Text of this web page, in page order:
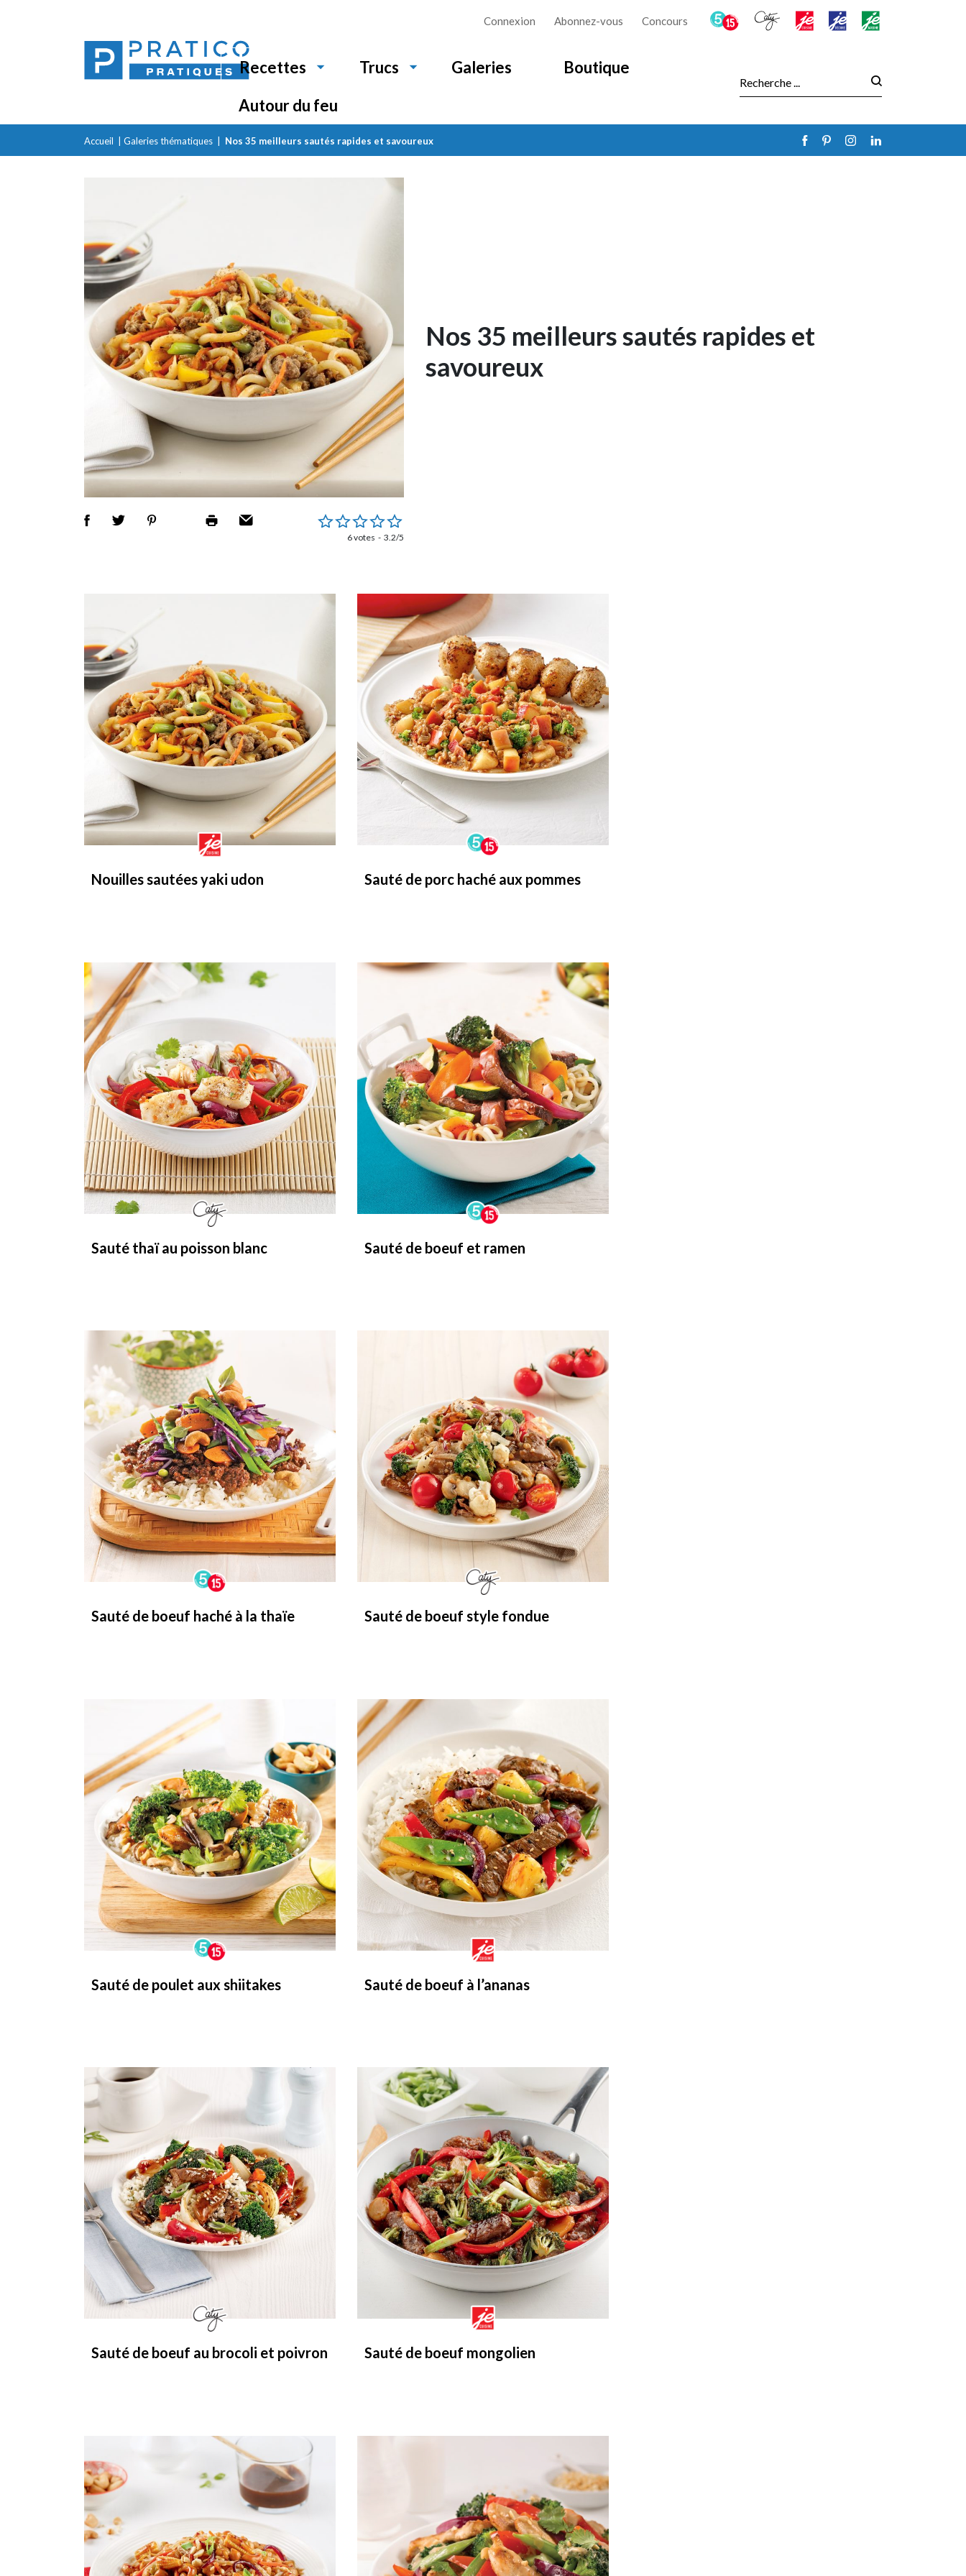
Connexion Abonnez-vous Concours
Recettes Trucs Galeries
Boutique
Autour du feu
Accueil Galeries thématiques Nos 35 meilleurs sautés rapides et savoureux
6 votes 3.2/5
Nos 35 meilleurs sautés rapides et
savoureux
Nouilles sautées yaki udon Sauté de porc haché aux pommes
Sauté thaï au poisson blanc Sauté de boeuf et ramen
Sauté de boeuf haché à la thaïe Sauté de boeuf style fondue
Sauté de poulet aux shiitakes Sauté de boeuf à l’ananas
Sauté de boeuf au brocoli et poivron Sauté de boeuf mongolien